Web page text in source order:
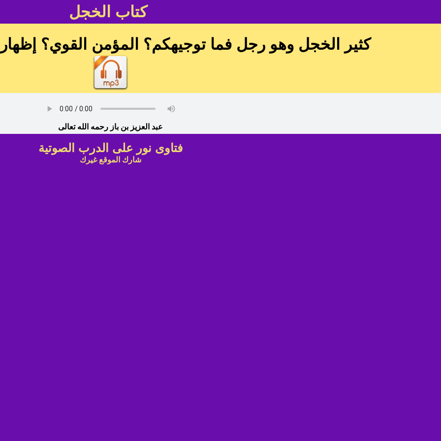
كتاب الخجل
كثير الخجل وهو رجل فما توجيهكم؟ المؤمن القوي؟
عبد العزيز بن باز رحمه الله تعالى
فتاوى نور على الدرب الصوتية
شارك الموقع غيرك